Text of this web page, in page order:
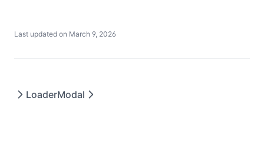
Last updated on March 9, 2026
LoaderModal